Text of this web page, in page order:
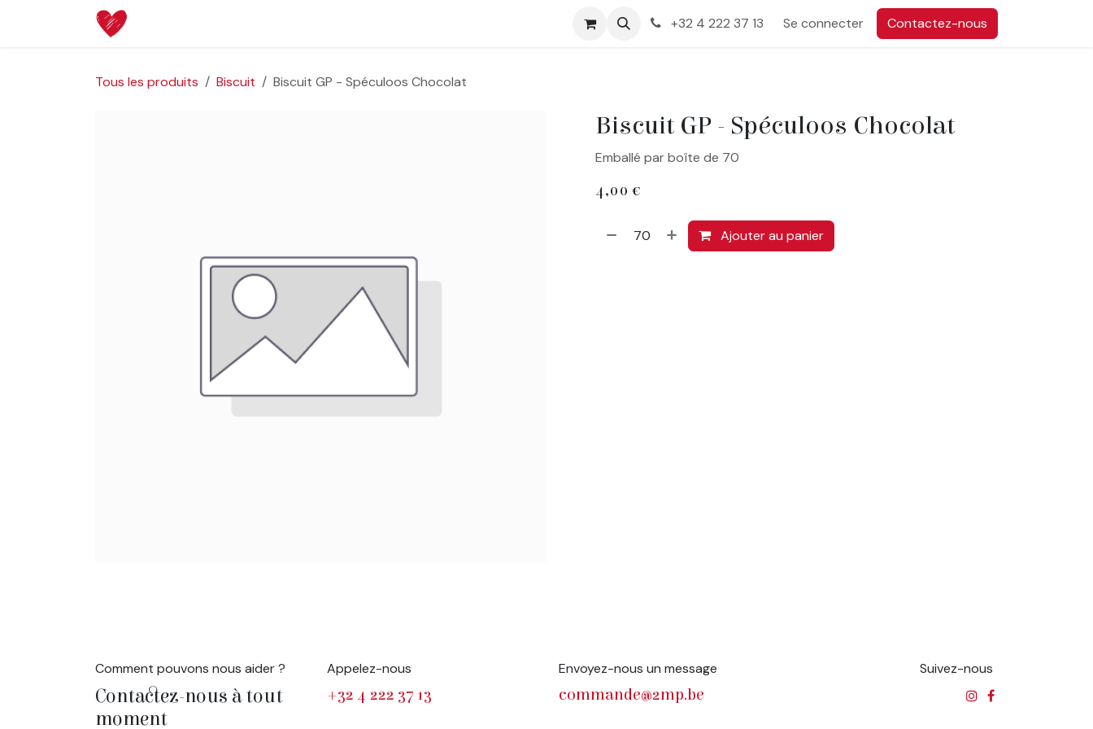
Se rendre au contenu
+32 4 222 37 13 Se connecter Contactez-nous
Tous les produits Biscuit Biscuit GP - Spéculoos Chocolat
Biscuit GP - Spéculoos Chocolat
Emballé par boîte de 70
4,00 €
Ajouter au panier
Comment pouvons nous aider ?
Contactez-nous à tout
moment
Appelez-nous
+32 4 222 37 13
Envoyez-nous un message
commande@2mp.be
Suivez-nous